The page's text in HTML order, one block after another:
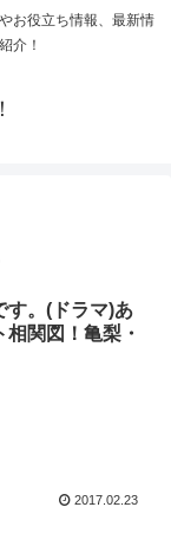
お役立ち情報、最新情
介！
す。(ドラマ)あ
関図！亀梨・
2017.02.23